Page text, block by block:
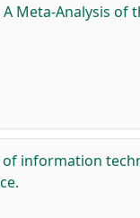
A Meta-Analysis of
of information